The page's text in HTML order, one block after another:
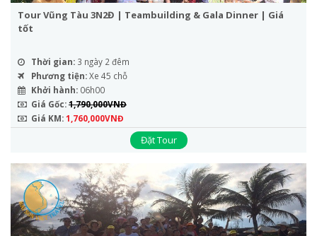
Tour Vũng Tàu 3N2Đ | Teambuilding & Gala Dinner | Giá
tốt
Thời gian: 3 ngày 2 đêm
Phương tiện:Xe 45 chỗ
Khởi hành: 06h00
Giá Gốc:1,790,000VNĐ
Giá KM:1,760,000VNĐ
Đặt Tour